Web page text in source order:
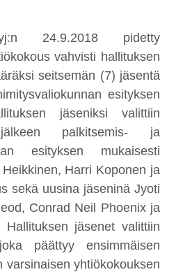
24.9.2018 pidetty
vahvisti hallituksen
seitsemän (7) jäsentä
esityksen
jäseniksi valittiin
palkitsemis- ja
esityksen mukaisesti
Harri Koponen ja
sekä uusina jäseninä Jyoti
Conrad Neil Phoenix ja
Hallituksen jäsenet valittiin
päättyy ensimmäisen
varsinaisen yhtiökokouksen